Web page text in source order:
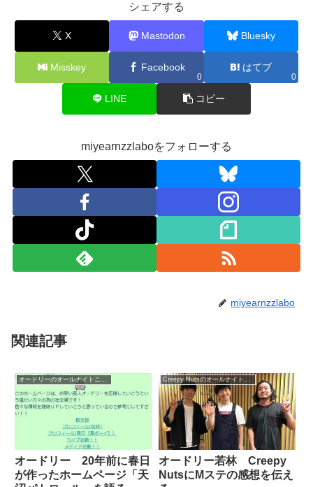
シェアする
X Mastodon Bluesky
Misskey Facebook
0
はてブ
0
LINE コピー
miyearnzzlaboをフォローする
miyearnzzlabo
関連記事
オードリー 20年前に春日
が作ったホームページ「天
オードリー若林 Creepy
NutsにMステの感想を伝え